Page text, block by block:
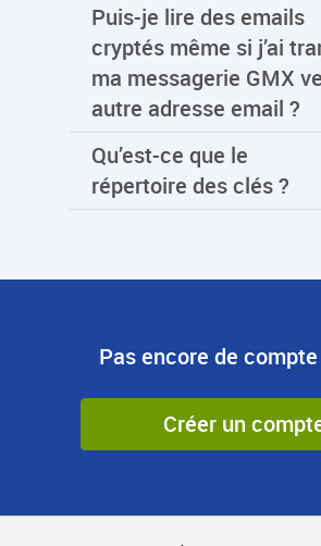
Puis-je lire des emails
cryptés même si j’ai
ma messagerie GMX
autre adresse email ?
Qu’est-ce que le
répertoire des clés ?
Pas encore de
Créer un